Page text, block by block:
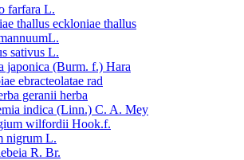
farfara L.
thallus eckloniae thallus
sativus L.
japonica (Burm. f.) Hara
ebracteolatae rad
geranii herba
indica (Linn.) C. A. Mey
wilfordii Hook.f.
nigrum L.
R. Br.